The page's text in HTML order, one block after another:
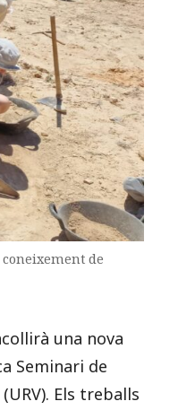
de
una nova
Seminari de
Els treballs